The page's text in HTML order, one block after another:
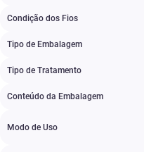
Condição dos Fios
Tipo de Embalagem
Tipo de Tratamento
Conteúdo da Embalagem
Modo de Uso